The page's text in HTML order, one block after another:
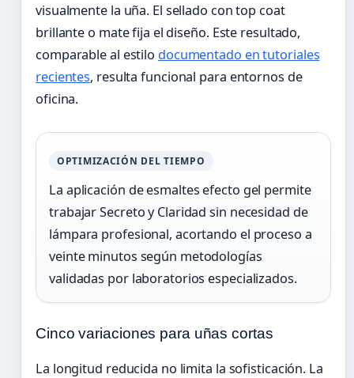
visualmente la uña. El sellado con top coat
brillante o mate fija el diseño. Este resultado,
comparable al estilo documentado en tutoriales
recientes, resulta funcional para entornos de
oficina.
OPTIMIZACIÓN DEL TIEMPO
La aplicación de esmaltes efecto gel permite
trabajar Secreto y Claridad sin necesidad de
lámpara profesional, acortando el proceso a
veinte minutos según metodologías
validadas por laboratorios especializados.
Cinco variaciones para uñas cortas
La longitud reducida no limita la sofisticación. La